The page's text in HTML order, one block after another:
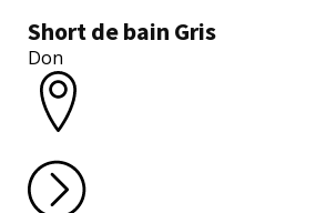
Short de bain Gris
Don